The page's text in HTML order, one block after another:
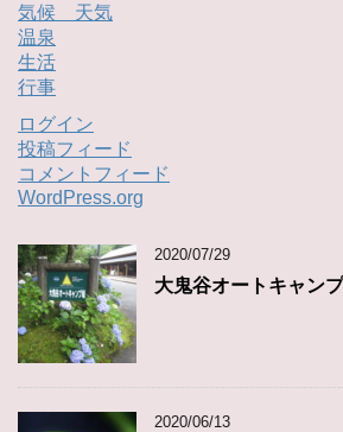
気候 天気
温泉
生活
行事
ログイン
投稿フィード
コメントフィード
WordPress.org
2020/07/29
大鬼谷オートキャン
2020/06/13